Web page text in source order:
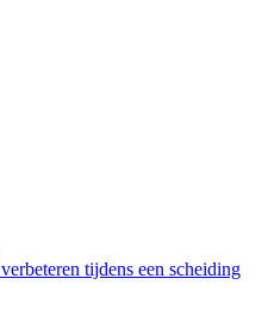
tijdens een scheiding